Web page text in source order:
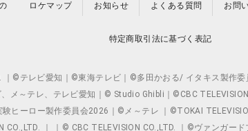
ロケマップ お知らせ よくある質問 お問
特定商取引法に基づく表記
©テレビ愛知｜©東海テレビ｜©多田かおる/ イタキス製作
メ～テレ、テレビ愛知｜© Studio Ghibli｜©CBC
ーロー製作委員会2026｜©メ～テレ ｜©TOKAI
CO.,LTD. ｜ ｜© CBC TELEVISION CO.,LTD. ｜©ヴァンガ